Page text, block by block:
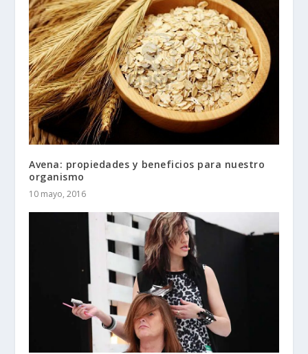
Avena: propiedades y beneficios para nuestro
organismo
10 mayo, 2016